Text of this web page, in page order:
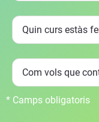
* Camps obligatoris